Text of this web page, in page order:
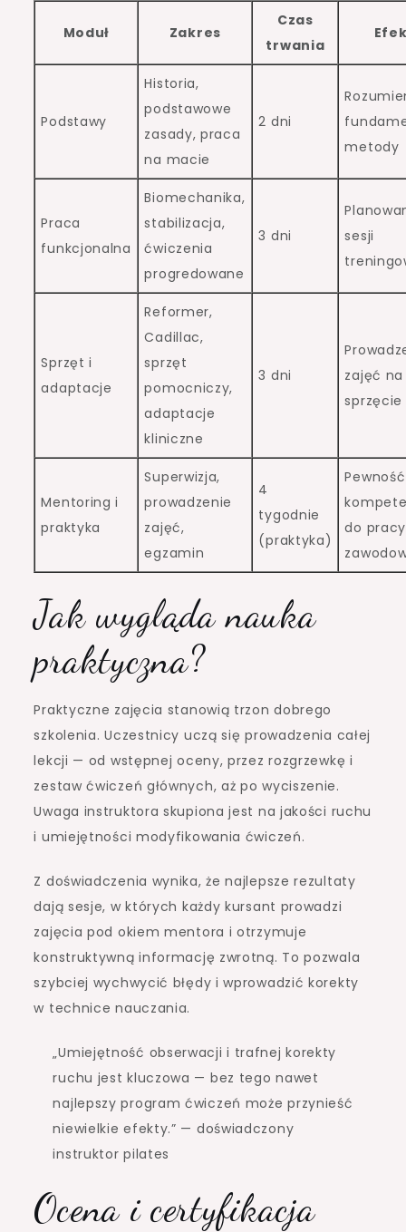
Moduł Zakres
Czas
trwania
Podstawy
Historia,
podstawowe
zasady, praca
na macie
2 dni
metody
Praca
funkcjonalna
Biomechanika,
stabilizacja,
ćwiczenia
progredowane
3 dni
sesji
Sprzęt i
adaptacje
Reformer,
Cadillac,
sprzęt
pomocniczy,
adaptacje
kliniczne
3 dni
zajęć na
sprzęcie
Mentoring i
praktyka
Superwizja,
prowadzenie
zajęć,
egzamin
4
tygodnie
(praktyka)
do pracy
Jak wygląda nauka
praktyczna?
Praktyczne zajęcia stanowią trzon dobrego
szkolenia. Uczestnicy uczą się prowadzenia całej
lekcji — od wstępnej oceny, przez rozgrzewkę i
zestaw ćwiczeń głównych, aż po wyciszenie.
Uwaga instruktora skupiona jest na jakości ruchu
i umiejętności modyfikowania ćwiczeń.
Z doświadczenia wynika, że najlepsze rezultaty
dają sesje, w których każdy kursant prowadzi
zajęcia pod okiem mentora i otrzymuje
konstruktywną informację zwrotną. To pozwala
szybciej wychwycić błędy i wprowadzić korekty
w technice nauczania.
„Umiejętność obserwacji i trafnej korekty
ruchu jest kluczowa — bez tego nawet
najlepszy program ćwiczeń może przynieść
niewielkie efekty.” — doświadczony
instruktor pilates
Ocena i certyfikacja